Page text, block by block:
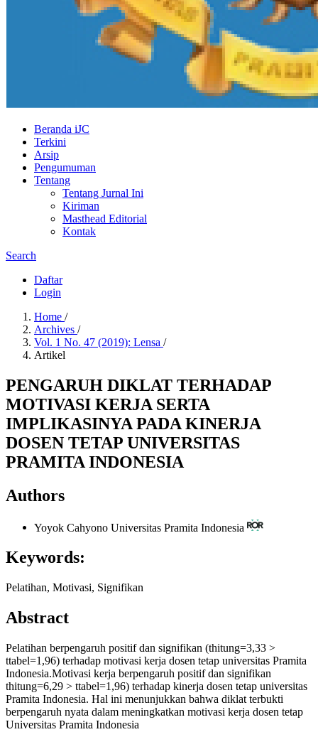
Beranda iJC
Terkini
Arsip
Pengumuman
Tentang
Tentang Jurnal Ini
Kiriman
Masthead Editorial
Kontak
Search
Daftar
Login
Home /
Archives /
Vol. 1 No. 47 (2019): Lensa /
Artikel
PENGARUH DIKLAT TERHADAP
MOTIVASI KERJA SERTA
IMPLIKASINYA PADA KINERJA
DOSEN TETAP UNIVERSITAS
PRAMITA INDONESIA
Authors
Yoyok Cahyono Universitas Pramita Indonesia
Keywords:
Pelatihan, Motivasi, Signifikan
Abstract
Pelatihan berpengaruh positif dan signifikan (thitung=3,33 >
ttabel=1,96) terhadap motivasi kerja dosen tetap universitas Pramita
Indonesia.Motivasi kerja berpengaruh positif dan signifikan
thitung=6,29 > ttabel=1,96) terhadap kinerja dosen tetap universitas
Pramita Indonesia. Hal ini menunjukkan bahwa diklat terbukti
berpengaruh nyata dalam meningkatkan motivasi kerja dosen tetap
Universitas Pramita Indonesia